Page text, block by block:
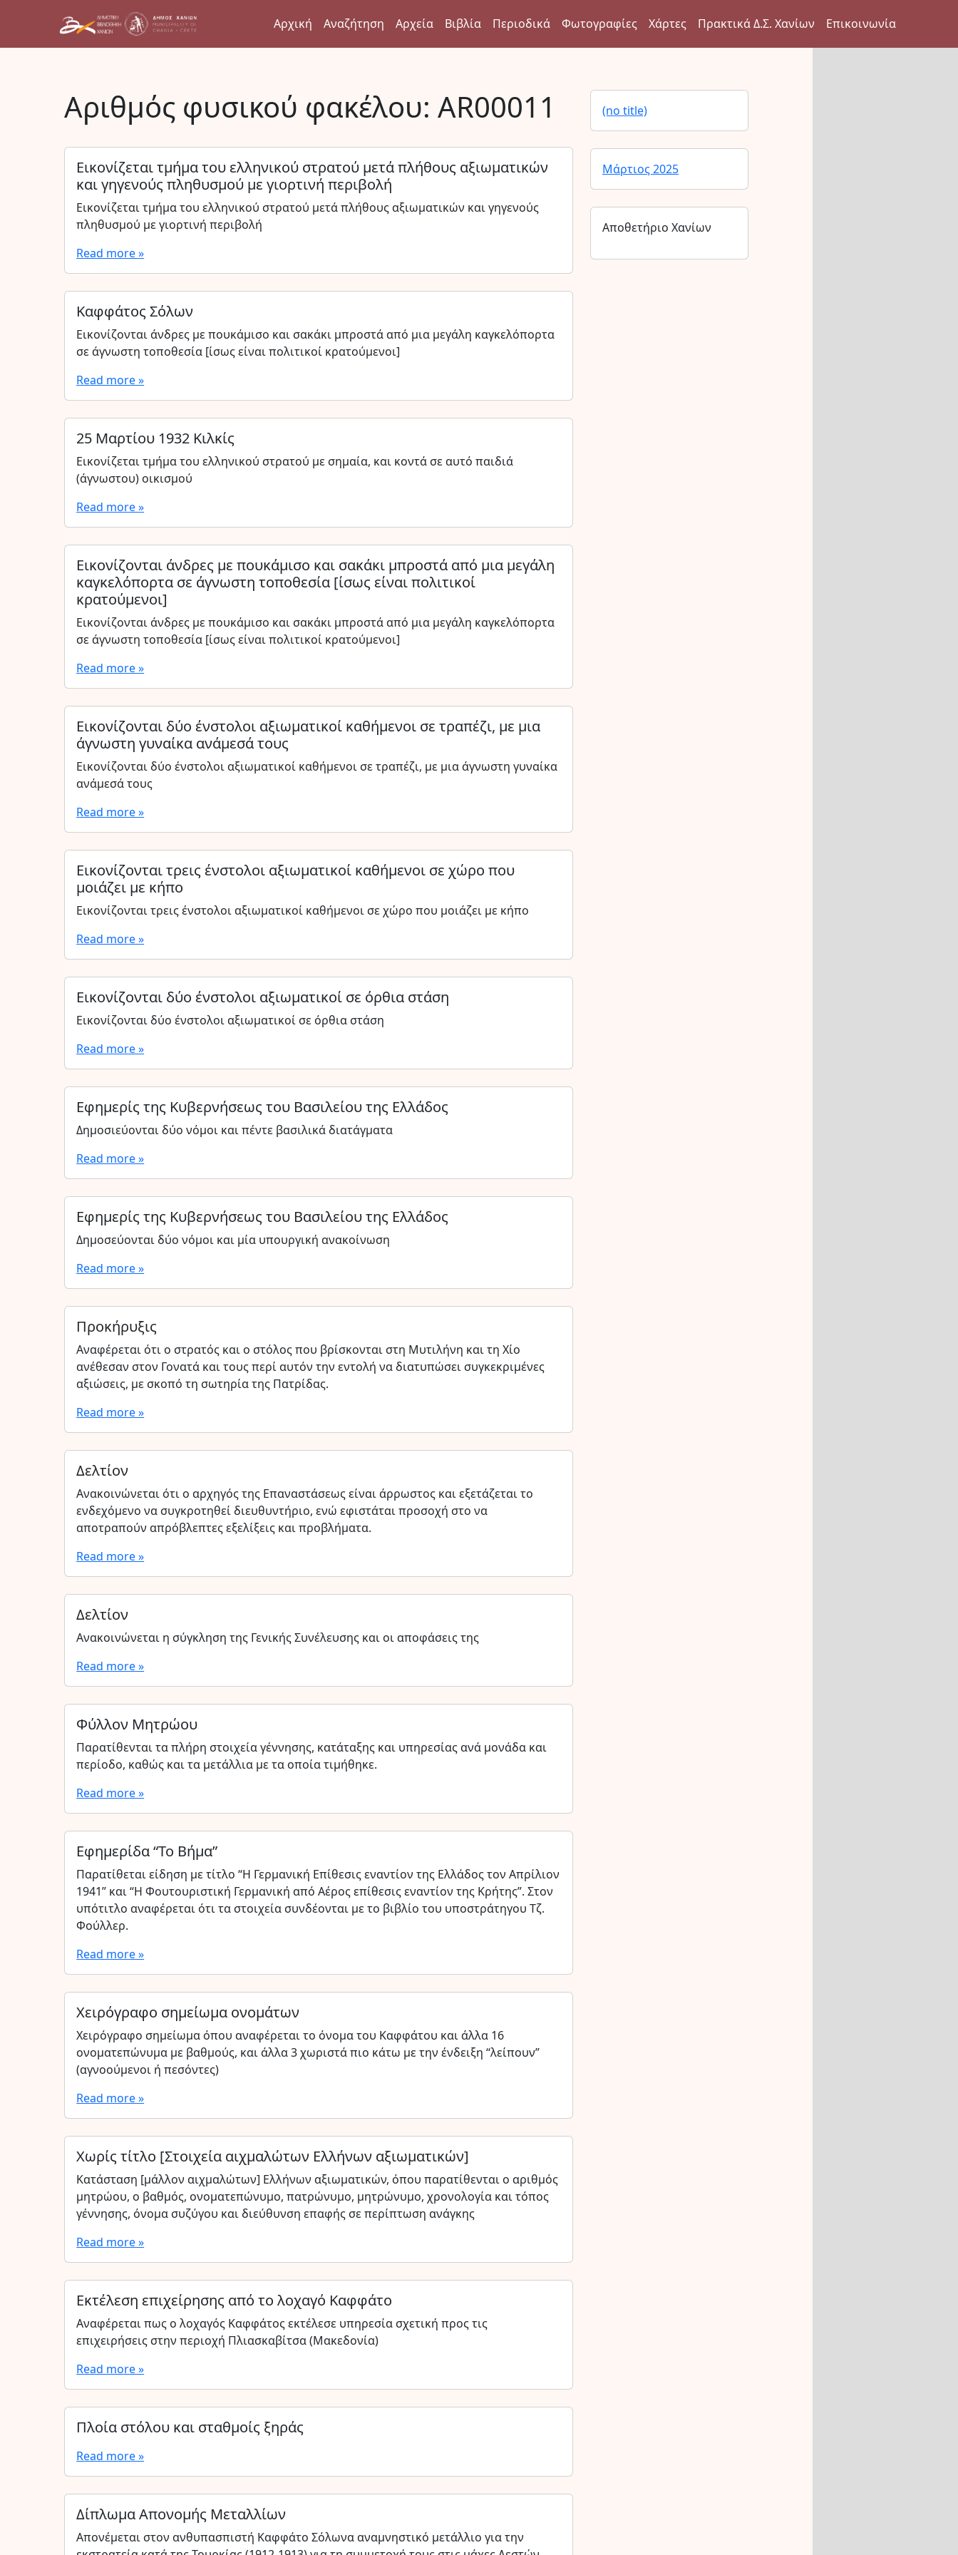
Αρχική Αναζήτηση Αρχεία Βιβλία Περιοδικά Φωτογραφίες Χάρτες Πρακτικά Δ.Σ. Χανίων Επικοινωνία
Αριθμός φυσικού φακέλου:AR00011
Εικονίζεται τμήμα του ελληνικού στρατού μετά πλήθους αξιωματικών
και γηγενούς πληθυσμού με γιορτινή περιβολή
Εικονίζεται τμήμα του ελληνικού στρατού μετά πλήθους αξιωματικών και γηγενούς
πληθυσμού με γιορτινή περιβολή
Read more »
Καφφάτος Σόλων
Εικονίζονται άνδρες με πουκάμισο και σακάκι μπροστά από μια μεγάλη καγκελόπορτα
σε άγνωστη τοποθεσία [ίσως είναι πολιτικοί κρατούμενοι]
Read more »
25 Μαρτίου 1932 Κιλκίς
Εικονίζεται τμήμα του ελληνικού στρατού με σημαία, και κοντά σε αυτό παιδιά
(άγνωστου) οικισμού
Read more »
Εικονίζονται άνδρες με πουκάμισο και σακάκι μπροστά από μια μεγάλη
καγκελόπορτα σε άγνωστη τοποθεσία [ίσως είναι πολιτικοί
κρατούμενοι]
Εικονίζονται άνδρες με πουκάμισο και σακάκι μπροστά από μια μεγάλη καγκελόπορτα
σε άγνωστη τοποθεσία [ίσως είναι πολιτικοί κρατούμενοι]
Read more »
Εικονίζονται δύο ένστολοι αξιωματικοί καθήμενοι σε τραπέζι, με μια
άγνωστη γυναίκα ανάμεσά τους
Εικονίζονται δύο ένστολοι αξιωματικοί καθήμενοι σε τραπέζι, με μια άγνωστη γυναίκα
ανάμεσά τους
Read more »
Εικονίζονται τρεις ένστολοι αξιωματικοί καθήμενοι σε χώρο που
μοιάζει με κήπο
Εικονίζονται τρεις ένστολοι αξιωματικοί καθήμενοι σε χώρο που μοιάζει με κήπο
Read more »
Εικονίζονται δύο ένστολοι αξιωματικοί σε όρθια στάση
Εικονίζονται δύο ένστολοι αξιωματικοί σε όρθια στάση
Read more »
Εφημερίς της Κυβερνήσεως του Βασιλείου της Ελλάδος
Δημοσιεύονται δύο νόμοι και πέντε βασιλικά διατάγματα
Read more »
Εφημερίς της Κυβερνήσεως του Βασιλείου της Ελλάδος
Δημοσεύονται δύο νόμοι και μία υπουργική ανακοίνωση
Read more »
Προκήρυξις
Αναφέρεται ότι ο στρατός και ο στόλος που βρίσκονται στη Μυτιλήνη και τη Χίο
ανέθεσαν στον Γονατά και τους περί αυτόν την εντολή να διατυπώσει συγκεκριμένες
αξιώσεις, με σκοπό τη σωτηρία της Πατρίδας.
Read more »
Δελτίον
Ανακοινώνεται ότι ο αρχηγός της Επαναστάσεως είναι άρρωστος και εξετάζεται το
ενδεχόμενο να συγκροτηθεί διευθυντήριο, ενώ εφιστάται προσοχή στο να
αποτραπούν απρόβλεπτες εξελίξεις και προβλήματα.
Read more »
Δελτίον
Ανακοινώνεται η σύγκληση της Γενικής Συνέλευσης και οι αποφάσεις της
Read more »
Φύλλον Μητρώου
Παρατίθενται τα πλήρη στοιχεία γέννησης, κατάταξης και υπηρεσίας ανά μονάδα και
περίοδο, καθώς και τα μετάλλια με τα οποία τιμήθηκε.
Read more »
Εφημερίδα “Το Βήμα”
Παρατίθεται είδηση με τίτλο “Η Γερμανική Επίθεσις εναντίον της Ελλάδος τον Απρίλιον
1941” και “Η Φουτουριστική Γερμανική από Αέρος επίθεσις εναντίον της Κρήτης”. Στον
υπότιτλο αναφέρεται ότι τα στοιχεία συνδέονται με το βιβλίο του υποστράτηγου Τζ.
Φούλλερ.
Read more »
Χειρόγραφο σημείωμα ονομάτων
Χειρόγραφο σημείωμα όπου αναφέρεται το όνομα του Καφφάτου και άλλα 16
ονοματεπώνυμα με βαθμούς, και άλλα 3 χωριστά πιο κάτω με την ένδειξη “λείπουν”
(αγνοούμενοι ή πεσόντες)
Read more »
Χωρίς τίτλο [Στοιχεία αιχμαλώτων Ελλήνων αξιωματικών]
Κατάσταση [μάλλον αιχμαλώτων] Ελλήνων αξιωματικών, όπου παρατίθενται ο αριθμός
μητρώου, ο βαθμός, ονοματεπώνυμο, πατρώνυμο, μητρώνυμο, χρονολογία και τόπος
γέννησης, όνομα συζύγου και διεύθυνση επαφής σε περίπτωση ανάγκης
Read more »
Εκτέλεση επιχείρησης από το λοχαγό Καφφάτο
Αναφέρεται πως ο λοχαγός Καφφάτος εκτέλεσε υπηρεσία σχετική προς τις
επιχειρήσεις στην περιοχή Πλιασκαβίτσα (Μακεδονία)
Read more »
Πλοία στόλου και σταθμοίς ξηράς
Read more »
Δίπλωμα Απονομής Μεταλλίων
Απονέμεται στον ανθυπασπιστή Καφφάτο Σόλωνα αναμνηστικό μετάλλιο για την
(no title)
Μάρτιος 2025
Αποθετήριο Χανίων